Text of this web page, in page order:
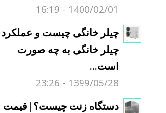
1400/02/01 - 16:19
چیلر خانگی چیست و عملکرد
چیلر خانگی به چه صورت
است...
1399/05/28 - 23:26
دستگاه زنت چیست؟|قیمت